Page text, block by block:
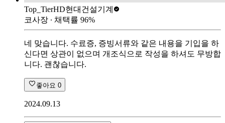
Top_TierHD현대건설기계
코사장 ∙ 채택률 96%
네 맞습니다. 수료증, 증빙서류와 같은 내용을 기입을 하
신다면 상관이 없으며 개조식으로 작성을 하셔도 무방합
니다. 괜찮습니다.
좋아요 0
2024.09.13